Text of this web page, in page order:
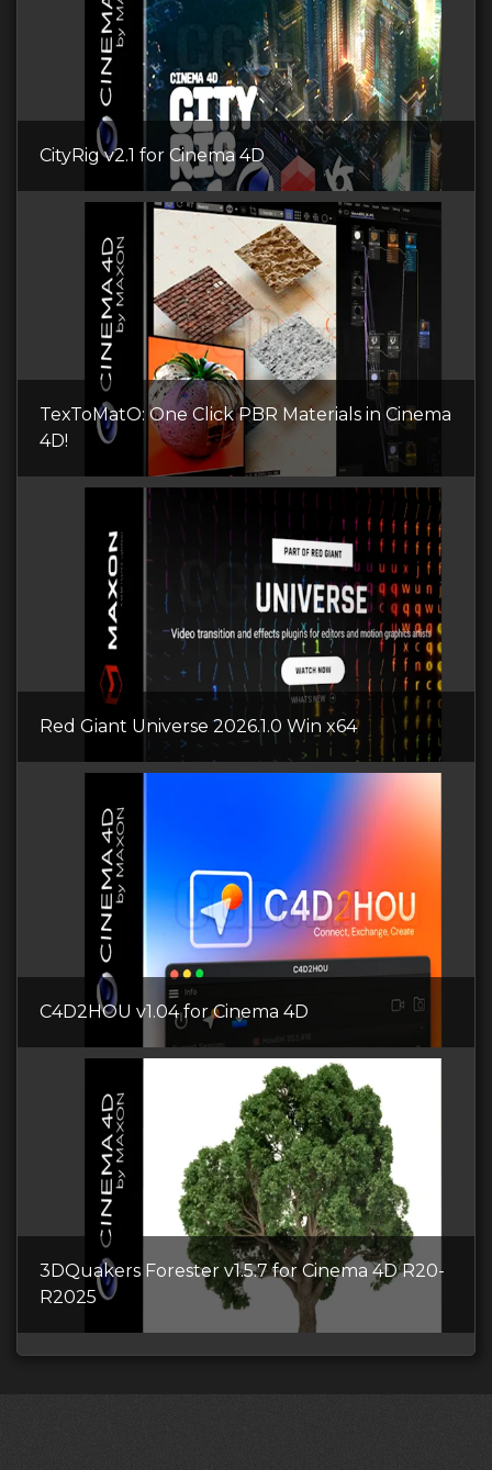
CityRig v2.1 for Cinema 4D
TexToMatO: One Click PBR Materials in Cinema
4D!
Red Giant Universe 2026.1.0 Win x64
C4D2HOU v1.04 for Cinema 4D
3DQuakers Forester v1.5.7 for Cinema 4D R20-
R2025